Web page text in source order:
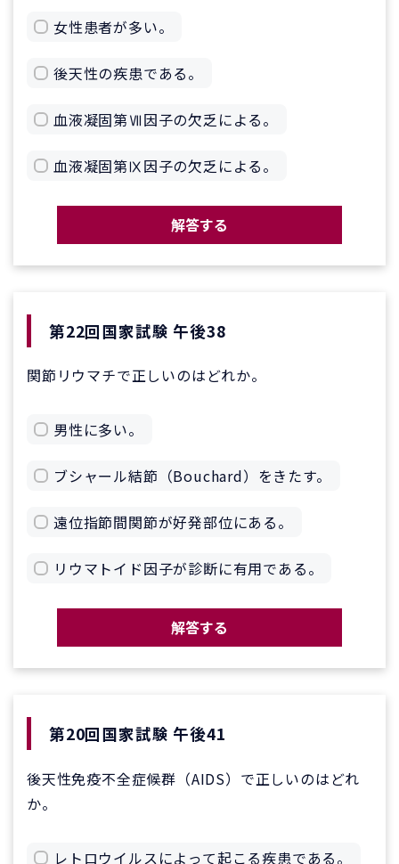
女性患者が多い。
後天性の疾患である。
血液凝固第Ⅶ因子の欠乏による。
血液凝固第Ⅸ因子の欠乏による。
解答する
第22回国家試験 午後38
関節リウマチで正しいのはどれか。
男性に多い。
ブシャール結節（Bouchard）をきたす。
遠位指節間関節が好発部位にある。
リウマトイド因子が診断に有用である。
解答する
第20回国家試験 午後41
後天性免疫不全症候群（AIDS）で正しいのはどれ
か。
レトロウイルスによって起こる疾患である。